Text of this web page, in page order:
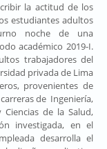
la actitud de los
estudiantes adultos
noche de una
académico 2019-I.
trabajadores del
privada de Lima
provenientes de
de Ingeniería,
de la Salud,
investigada, en el
desarrolla el